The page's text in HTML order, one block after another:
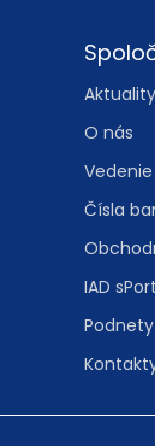
Aktuality
O nás
Čísla
IAD
Podnety